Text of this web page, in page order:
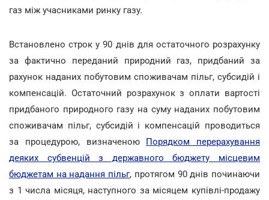
газ між учасниками ринку газу.
Встановлено строк у 90 днів для остаточного розрахунку
за фактично переданий природний газ, придбаний за
рахунок наданих побутовим споживачам пільг, субсидій і
компенсацій. Остаточний розрахунок з оплати вартості
придбаного природного газу на суму наданих побутовим
споживачам пільг, субсидій і компенсацій проводиться
за процедурою, визначеною Порядком перерахування
деяких субвенцій з державного бюджету місцевим
бюджетам на надання пільг, протягом 90 днів починаючи
з 1 числа місяця, наступного за місяцем купівлі-продажу